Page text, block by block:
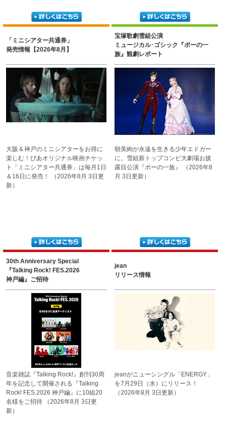
「ミニシアター共通券」
発売情報【2026年8月】
大阪＆神戸のミニシアターをお得に
楽しむ！ぴあオリジナル映画チケッ
ト
「ミニシアター共通券」は毎月1日
＆16日に発売！
（2026年8月 3日更
新）
宝塚歌劇雪組公演
ミュージカル･ゴシック『ポーの一
族』観劇レポート
朝美絢が永遠を生きる少年エドガー
に。 雪組新トップコンビ大劇場お披
露目公演『ポーの一族』
（2026年8
月 3日更新）
30th Anniversary Special
『Talking Rock! FES.2026
神戸編』ご招待
音楽雑誌『Talking Rock!』創刊30周
年を記念して開催される 『Talking
Rock! FES.2026 神戸編』に10組20
名様をご招待
（2026年8月 3日更
新）
jean
リリース情報
jeanがニューシングル 「ENERGY」
を7月29日
（水）にリリース！
（2026年8月 3日更新）